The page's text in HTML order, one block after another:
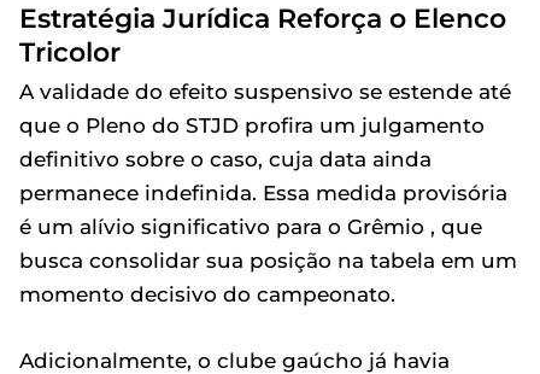
Estratégia Jurídica Reforça o Elenco
Tricolor
A validade do efeito suspensivo se estende até
que o Pleno do STJD profira um julgamento
definitivo sobre o caso, cuja data ainda
permanece indefinida. Essa medida provisória
é um alívio significativo para o Grêmio , que
busca consolidar sua posição na tabela em um
momento decisivo do campeonato.
Adicionalmente, o clube gaúcho já havia